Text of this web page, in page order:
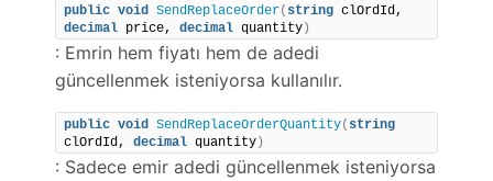
public void SendReplaceOrder( string
decimal price, decimal quantity )
: Emrin hem fiyatı hem de adedi
güncellenmek isteniyorsa kullanılır.
public void SendReplaceOrderQuantity( string
clOrdId, decimal quantity )
: Sadece emir adedi güncellenmek isteniyorsa